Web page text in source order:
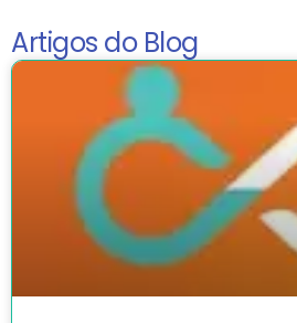
Artigos do Blog